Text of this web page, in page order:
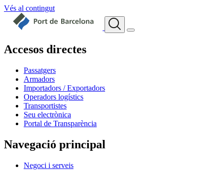
Vés al contingut
Accesos directes
Passatgers
Armadors
Importadors / Exportadors
Operadors logístics
Transportistes
Seu electrònica
Portal de Transparència
Navegació principal
Negoci i serveis